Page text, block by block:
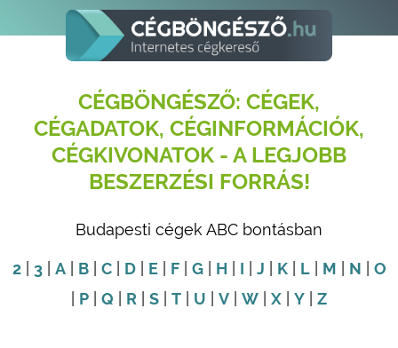
CÉGBÖNGÉSZŐ: CÉGEK,
CÉGADATOK, CÉGINFORMÁCIÓK,
CÉGKIVONATOK - A LEGJOBB
BESZERZÉSI FORRÁS!
Budapesti cégek ABC bontásban
2| 3| A| B| C| D| E| F| G| H I J K| L| M N
O
P Q R S T U V W X Y Z